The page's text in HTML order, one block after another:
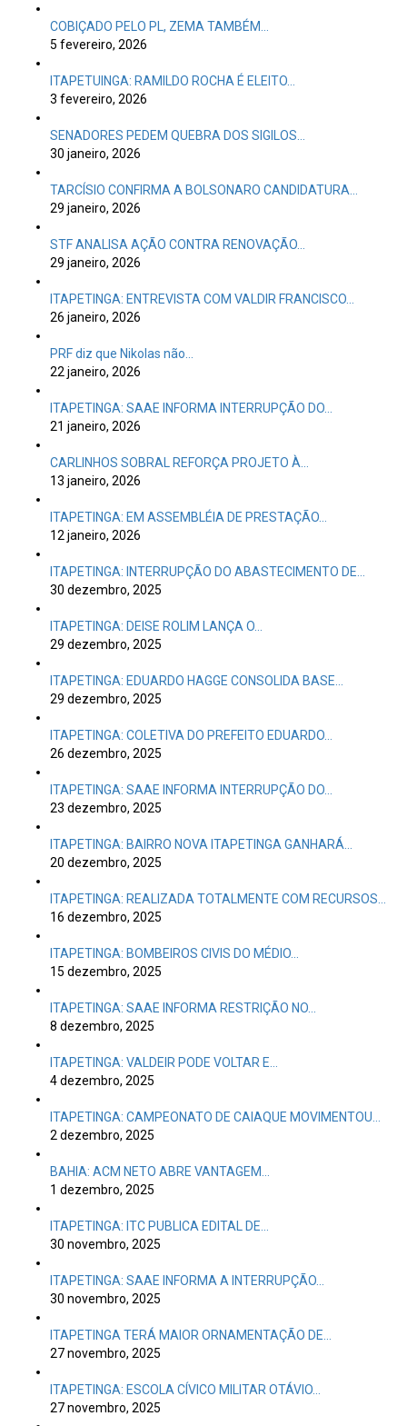
COBIÇADO PELO PL, ZEMA TAMBÉM…
5 fevereiro, 2026
ITAPETUINGA: RAMILDO ROCHA É ELEITO…
3 fevereiro, 2026
SENADORES PEDEM QUEBRA DOS SIGILOS…
30 janeiro, 2026
TARCÍSIO CONFIRMA A BOLSONARO CANDIDATURA…
29 janeiro, 2026
STF ANALISA AÇÃO CONTRA RENOVAÇÃO…
29 janeiro, 2026
ITAPETINGA: ENTREVISTA COM VALDIR FRANCISCO…
26 janeiro, 2026
PRF diz que Nikolas não…
22 janeiro, 2026
ITAPETINGA: SAAE INFORMA INTERRUPÇÃO DO…
21 janeiro, 2026
CARLINHOS SOBRAL REFORÇA PROJETO À…
13 janeiro, 2026
ITAPETINGA: EM ASSEMBLÉIA DE PRESTAÇÃO…
12 janeiro, 2026
ITAPETINGA: INTERRUPÇÃO DO ABASTECIMENTO DE…
30 dezembro, 2025
ITAPETINGA: DEISE ROLIM LANÇA O…
29 dezembro, 2025
ITAPETINGA: EDUARDO HAGGE CONSOLIDA BASE…
29 dezembro, 2025
ITAPETINGA: COLETIVA DO PREFEITO EDUARDO…
26 dezembro, 2025
ITAPETINGA: SAAE INFORMA INTERRUPÇÃO DO…
23 dezembro, 2025
ITAPETINGA: BAIRRO NOVA ITAPETINGA GANHARÁ…
20 dezembro, 2025
ITAPETINGA: REALIZADA TOTALMENTE COM RECURSOS…
16 dezembro, 2025
ITAPETINGA: BOMBEIROS CIVIS DO MÉDIO…
15 dezembro, 2025
ITAPETINGA: SAAE INFORMA RESTRIÇÃO NO…
8 dezembro, 2025
ITAPETINGA: VALDEIR PODE VOLTAR E…
4 dezembro, 2025
ITAPETINGA: CAMPEONATO DE CAIAQUE MOVIMENTOU…
2 dezembro, 2025
BAHIA: ACM NETO ABRE VANTAGEM…
1 dezembro, 2025
ITAPETINGA: ITC PUBLICA EDITAL DE…
30 novembro, 2025
ITAPETINGA: SAAE INFORMA A INTERRUPÇÃO…
30 novembro, 2025
ITAPETINGA TERÁ MAIOR ORNAMENTAÇÃO DE…
27 novembro, 2025
ITAPETINGA: ESCOLA CÍVICO MILITAR OTÁVIO…
27 novembro, 2025